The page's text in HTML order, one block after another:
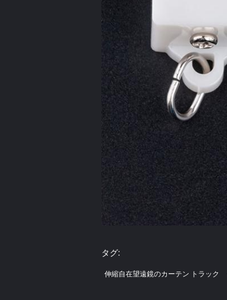
タグ:
伸縮自在望遠鏡のカーテン トラック